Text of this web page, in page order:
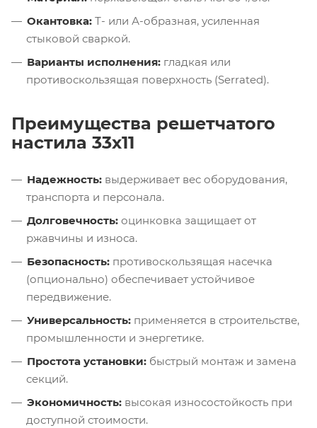
Окантовка: Т- или А-образная, усиленная
стыковой сваркой.
Варианты исполнения: гладкая или
противоскользящая поверхность (Serrated).
Преимущества решетчатого
настила 33х11
Надежность: выдерживает вес оборудования,
транспорта и персонала.
Долговечность: оцинковка защищает от
ржавчины и износа.
Безопасность: противоскользящая насечка
(опционально) обеспечивает устойчивое
передвижение.
Универсальность: применяется в строительстве,
промышленности и энергетике.
Простота установки: быстрый монтаж и замена
секций.
Экономичность: высокая износостойкость при
доступной стоимости.